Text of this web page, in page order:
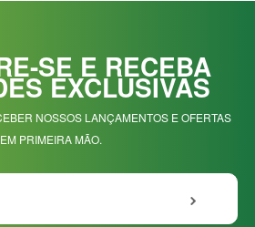
SE E RECEBA
EXCLUSIVAS
NOSSOS LANÇAMENTOS E OFERTAS
EM PRIMEIRA MÃO.